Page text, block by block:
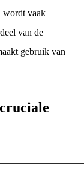
wordt vaak
van de
gebruik van